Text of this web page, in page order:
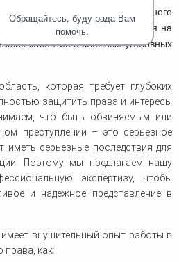
Обращайтесь, буду рада Вам
помочь.
Миграционное право
Недвижимость
Неимущественные права
Страхование
Страховые споры
Таможенный адвокат
досудебном порядке
помощь в области уголовного
адвокатов специализируется на
клиентов в сложных уголовных
которая требует глубоких
защитить права и интересы
что быть обвиняемым или
преступлении – это серьезное
иметь серьезные последствия для
Поэтому мы предлагаем нашу
экспертизу, чтобы
и надежное представление в
внушительный опыт работы в
права, как: